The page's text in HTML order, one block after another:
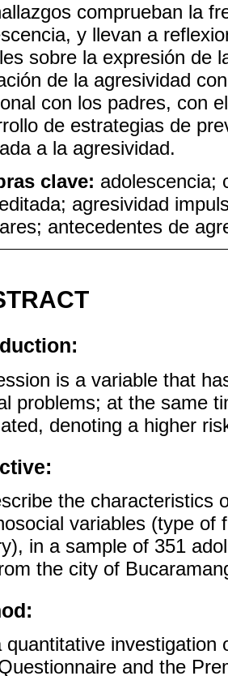
comprueban la
y llevan a
sobre la expresión de
de la agresividad
con los padres, con
de estrategias de
a la agresividad.
clave: adolescencia;
agresividad
antecedentes de
is a variable that
problems; at the same
denoting a higher
the characteristics
variables (type of
in a sample of 351
the city of
quantitative investigation
and the